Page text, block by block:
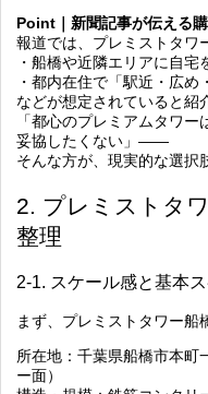
Point｜新聞記事が伝える
報道では、プレミストタワ
・船橋や近隣エリアに自
・都内在住で「駅近・広
などが想定されていると紹
「都心のプレミアムタワ
妥協したくない」――
そんな方が、現実的な選択
2. プレミストタ
整理
2-1. スケール感と基本
まず、プレミストタワー船
所在地：千葉県船橋市本町
ー面）